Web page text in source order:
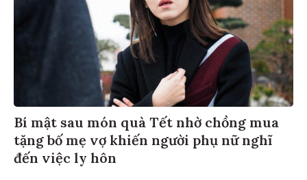
Bí mật sau món quà Tết nhờ chồng mua
tặng bố mẹ vợ khiến người phụ nữ nghĩ
đến việc ly hôn